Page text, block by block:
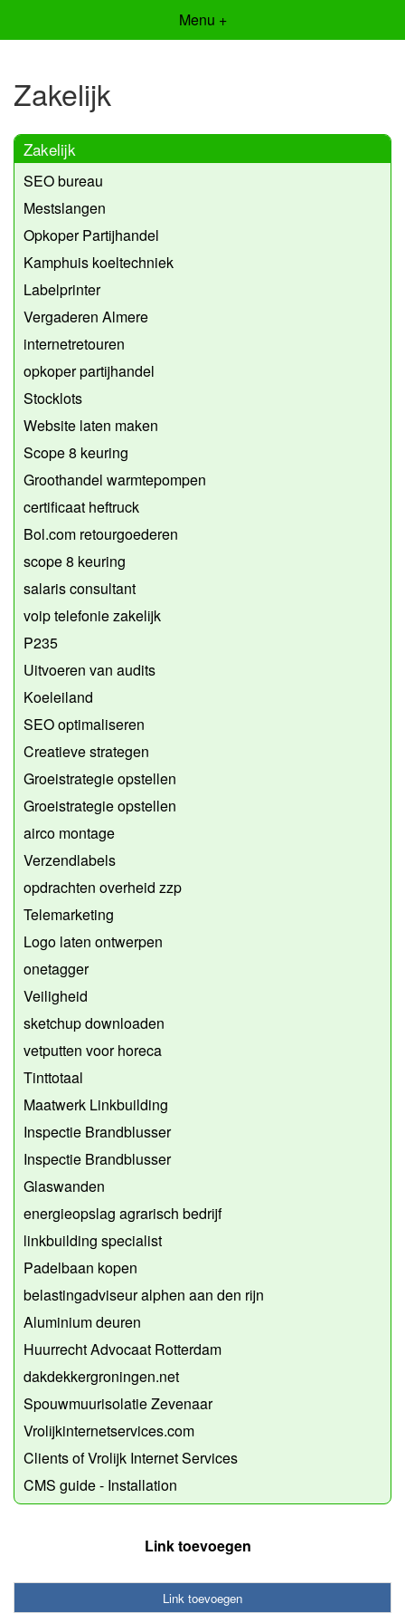
Menu +
Zakelijk
Zakelijk
SEO bureau
Mestslangen
Opkoper Partijhandel
Kamphuis koeltechniek
Labelprinter
Vergaderen Almere
internetretouren
opkoper partijhandel
Stocklots
Website laten maken
Scope 8 keuring
Groothandel warmtepompen
certificaat heftruck
Bol.com retourgoederen
scope 8 keuring
salaris consultant
voip telefonie zakelijk
P235
Uitvoeren van audits
Koeleiland
SEO optimaliseren
Creatieve strategen
Groeistrategie opstellen
Groeistrategie opstellen
airco montage
Verzendlabels
opdrachten overheid zzp
Telemarketing
Logo laten ontwerpen
onetagger
Veiligheid
sketchup downloaden
vetputten voor horeca
Tinttotaal
Maatwerk Linkbuilding
Inspectie Brandblusser
Inspectie Brandblusser
Glaswanden
energieopslag agrarisch bedrijf
linkbuilding specialist
Padelbaan kopen
belastingadviseur alphen aan den rijn
Aluminium deuren
Huurrecht Advocaat Rotterdam
dakdekkergroningen.net
Spouwmuurisolatie Zevenaar
Vrolijkinternetservices.com
Clients of Vrolijk Internet Services
CMS guide - Installation
Link toevoegen
Link toevoegen